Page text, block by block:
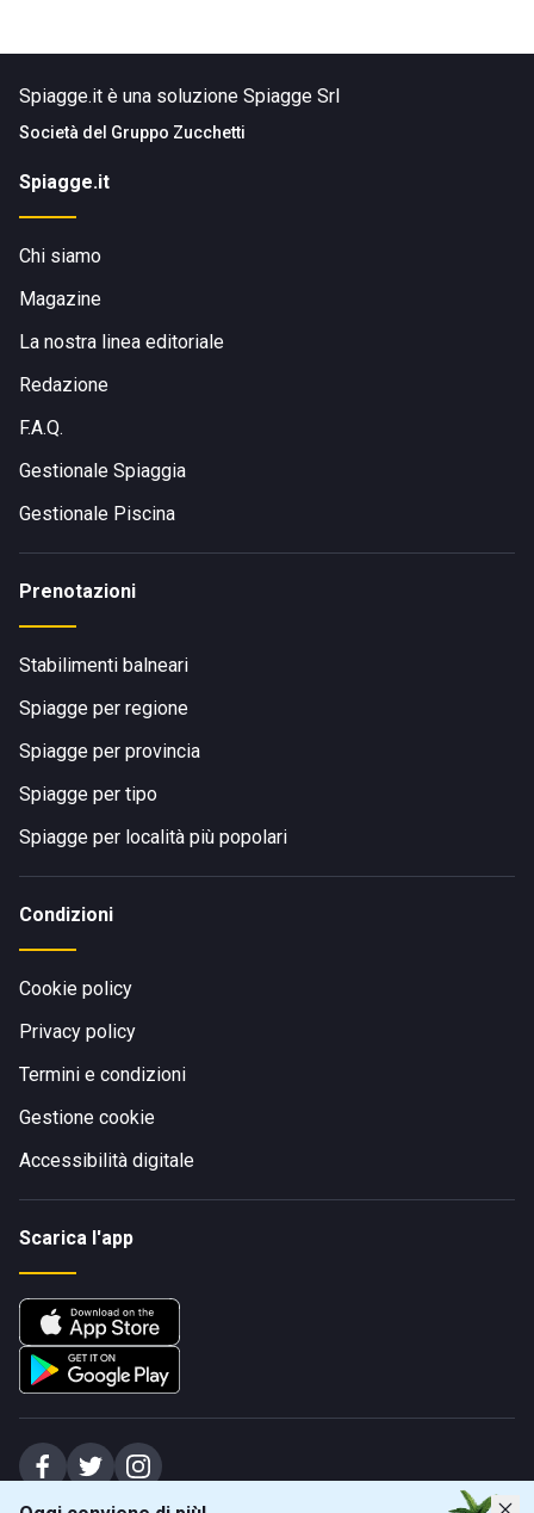
Spiagge.it è una soluzione Spiagge Srl
Società del Gruppo Zucchetti
Spiagge.it
Chi siamo
Magazine
La nostra linea editoriale
Redazione
F.A.Q.
Gestionale Spiaggia
Gestionale Piscina
Prenotazioni
Stabilimenti balneari
Spiagge per regione
Spiagge per provincia
Spiagge per tipo
Spiagge per località più popolari
Condizioni
Cookie policy
Privacy policy
Termini e condizioni
Gestione cookie
Accessibilità digitale
Scarica l'app